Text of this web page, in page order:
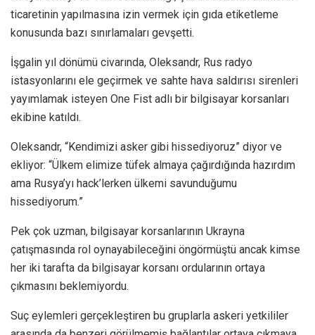
ticaretinin yapılmasına izin vermek için gıda etiketleme
konusunda bazı sınırlamaları gevşetti.
İşgalin yıl dönümü civarında, Oleksandr, Rus radyo
istasyonlarını ele geçirmek ve sahte hava saldırısı sirenleri
yayımlamak isteyen One Fist adlı bir bilgisayar korsanları
ekibine katıldı.
Oleksandr, “Kendimizi asker gibi hissediyoruz” diyor ve
ekliyor: “Ülkem elimize tüfek almaya çağırdığında hazırdım
ama Rusya’yı hack’lerken ülkemi savunduğumu
hissediyorum.”
Pek çok uzman, bilgisayar korsanlarının Ukrayna
çatışmasında rol oynayabileceğini öngörmüştü ancak kimse
her iki tarafta da bilgisayar korsanı ordularının ortaya
çıkmasını beklemiyordu.
Suç eylemleri gerçekleştiren bu gruplarla askeri yetkililer